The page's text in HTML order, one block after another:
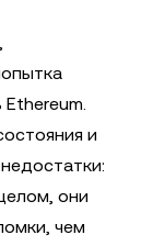
и
они
чем